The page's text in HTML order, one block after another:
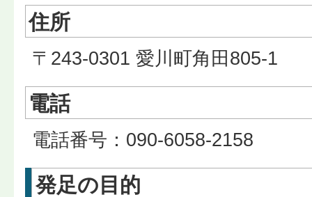
住所
〒243-0301 愛川町角田805-1
電話
電話番号：090-6058-2158
発足の目的